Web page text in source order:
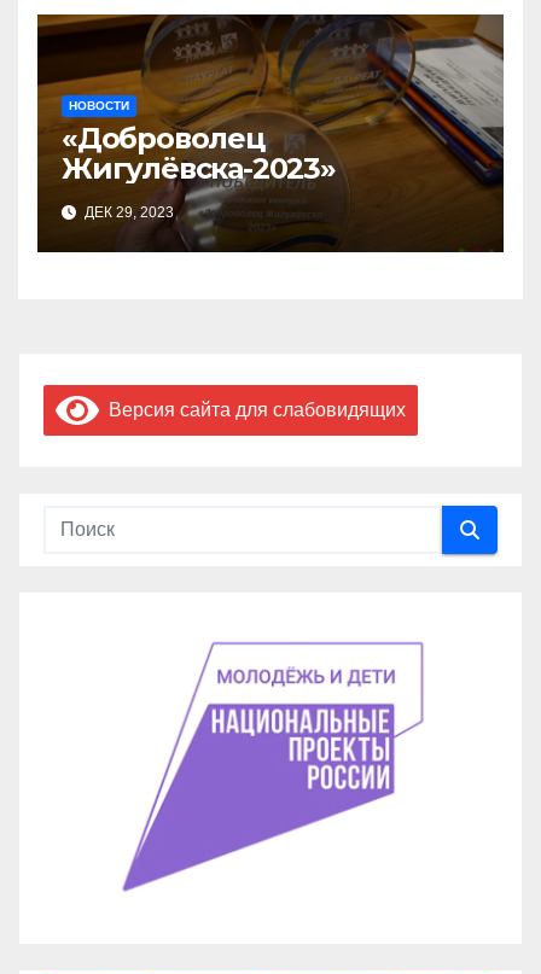
НОВОСТИ
«Доброволец
Жигулёвска-2023»
ДЕК 29, 2023
Версия сайта для слабовидящих